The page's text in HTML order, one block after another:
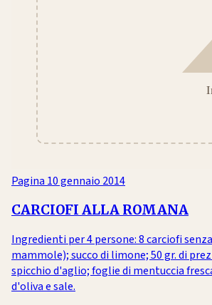
Pagina 10 gennaio 2014
CARCIOFI ALLA ROMANA
Ingredienti per 4 persone: 8 carciofi
mammole); succo di limone; 50 gr. di
spicchio d'aglio; foglie di mentuccia
d'oliva e sale.